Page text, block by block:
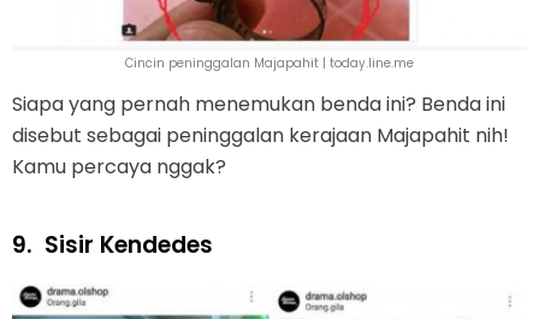
Cincin peninggalan Majapahit | today.line.me
Siapa yang pernah menemukan benda ini? Benda ini
disebut sebagai peninggalan kerajaan Majapahit nih!
Kamu percaya nggak?
9. Sisir Kendedes